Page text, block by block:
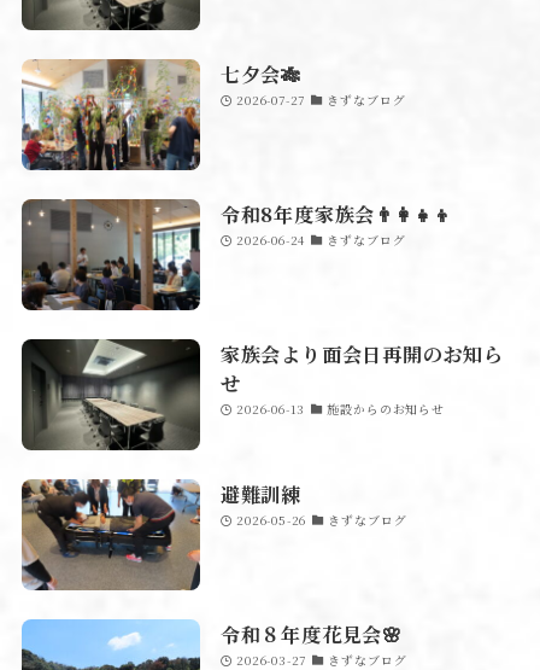
七夕会🎋
2026-07-27 きずなブログ
令和8年度家族会👨‍👩‍👧‍👦
2026-06-24 きずなブログ
家族会より面会日再開のお知ら
せ
2026-06-13 施設からのお知らせ
避難訓練
2026-05-26 きずなブログ
令和８年度花見会🌸
2026-03-27 きずなブログ